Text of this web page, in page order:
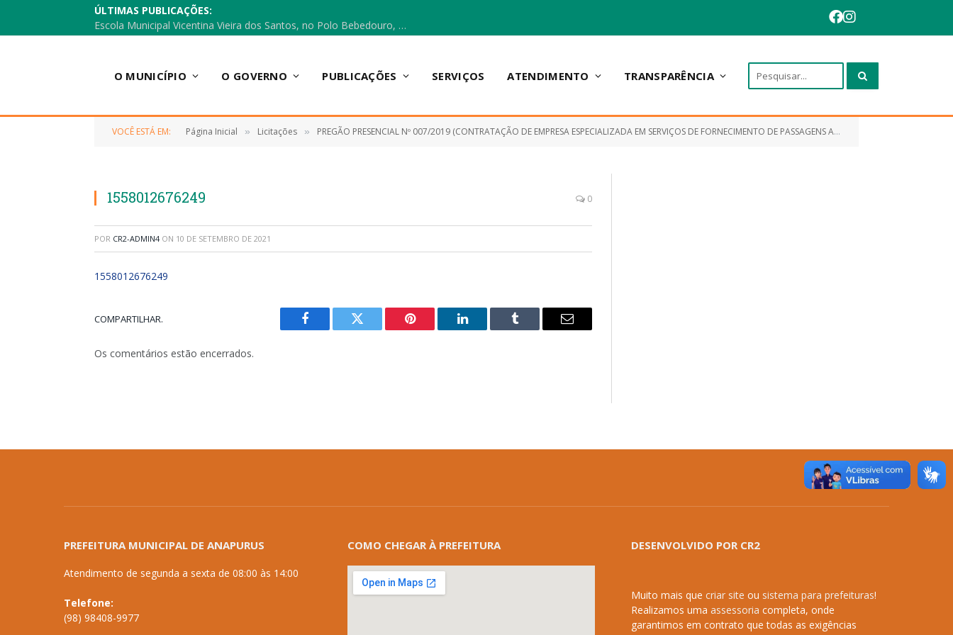
ÚLTIMAS PUBLICAÇÕES:
Escola Municipal Vicentina Vieira dos Santos, no Polo Bebedouro, recebeu materiais para a implantação do Cantinho da Leitura e da Sala Multidisciplinar.
O MUNICÍPIO O GOVERNO PUBLICAÇÕES SERVIÇOS ATENDIMENTO TRANSPARÊNCIA
VOCÊ ESTÁ EM: Página Inicial » Licitações » PREGÃO PRESENCIAL Nº 007/2019 (CONTRATAÇÃO DE EMPRESA ESPECIALIZADA EM SERVIÇOS DE FORNECIMENTO DE PASSAGENS AÉREAS NACIONAIS E HOSPEDAGEM PARA ATENDER A DEMANDA DA PREFEITURA MUNICIPAL DE ANAPURUS)
1558012676249 0
POR CR2-ADMIN4 ON 10 DE SETEMBRO DE 2021
1558012676249
COMPARTILHAR.
Facebook Twitter Pinterest LinkedIn Tumblr
E-
Os comentários estão encerrados.
PREFEITURA MUNICIPAL DE ANAPURUS
Atendimento de segunda a sexta de 08:00 às 14:00
Telefone:
(98) 98408-9977
COMO CHEGAR À PREFEITURA DESENVOLVIDO POR CR2
Muito mais que criar site ou sistema para prefeituras!
Realizamos uma assessoria completa, onde
garantimos em contrato que todas as exigências